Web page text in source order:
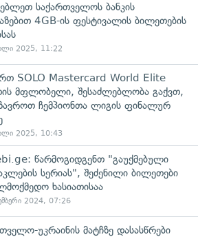
საქართველოს ბანკის
4GB-ის ფესტივალის ბილეთების
2025, 11:22
SOLO Mastercard World Elite
მფლობელი, შესაძლებლობა გაქვთ,
ჩემპიონთა ლიგის ფინალურ
2025, 10:43
წარმოგიდგენთ "გაუქმებული
სერიას", შეძენილი ბილეთები
ხასიათისაა
2024, 07:26
უკრაინის მატჩზე დასასწრები